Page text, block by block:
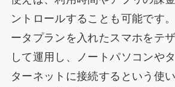
ントロールすることも可能です
ータプランを入れたスマホをテ
して運用し、ノートパソコンや
ターネットに接続するという使